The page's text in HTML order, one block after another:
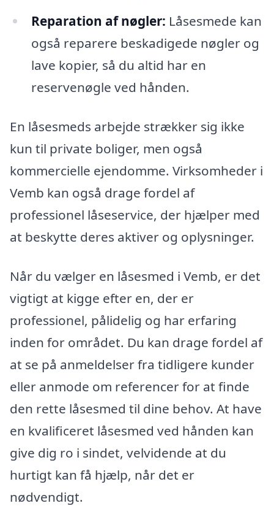
Reparation af nøgler: Låsesmede kan
også reparere beskadigede nøgler og
lave kopier, så du altid har en
reservenøgle ved hånden.
En låsesmeds arbejde strækker sig ikke
kun til private boliger, men også
kommercielle ejendomme. Virksomheder i
Vemb kan også drage fordel af
professionel låseservice, der hjælper med
at beskytte deres aktiver og oplysninger.
Når du vælger en låsesmed i Vemb, er det
vigtigt at kigge efter en, der er
professionel, pålidelig og har erfaring
inden for området. Du kan drage fordel af
at se på anmeldelser fra tidligere kunder
eller anmode om referencer for at finde
den rette låsesmed til dine behov. At have
en kvalificeret låsesmed ved hånden kan
give dig ro i sindet, velvidende at du
hurtigt kan få hjælp, når det er
nødvendigt.